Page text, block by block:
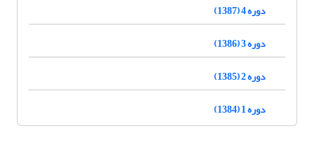
دوره 4 (1387)
دوره 3 (1386)
دوره 2 (1385)
دوره 1 (1384)